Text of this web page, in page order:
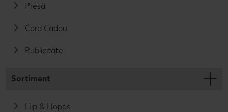
Presă
Card Cadou
Publicitate
Sortiment
Hip & Hopps